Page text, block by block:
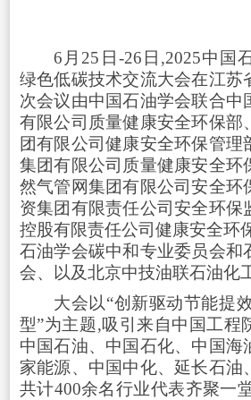
6月25日-26日,2025中国
绿色低碳技术交流大会在江苏
次会议由中国石油学会联合中
有限公司质量健康安全环保部
团有限公司健康安全环保管理
集团有限公司质量健康安全环
然气管网集团有限公司安全环
资集团有限责任公司安全环保
控股有限责任公司健康安全环
石油学会碳中和专业委员会和
会、以及北京中技油联石油化
大会以“创新驱动节能提
型”为主题,吸引来自中国工程
中国石油、中国石化、中国海
家能源、中国中化、延长石油
共计400余名行业代表齐聚一